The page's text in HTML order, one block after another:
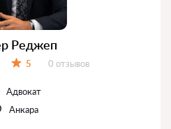
Реджеп
5 Отзывов:
0 отзывов
Адвокат
Анкара